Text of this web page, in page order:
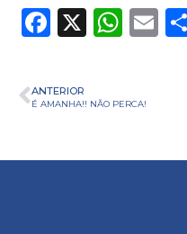
Facebook
X
ANTERIOR
É AMANHA!! NÃO PERCA!